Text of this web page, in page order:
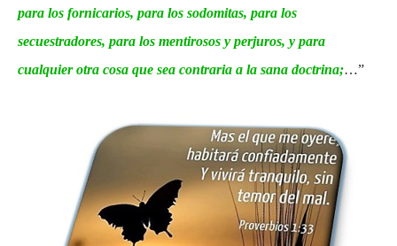
para los fornicarios, para los sodomitas, para los
secuestradores, para los mentirosos y perjuros, y para
cualquier otra cosa que sea contraria a la sana doctrina;…”